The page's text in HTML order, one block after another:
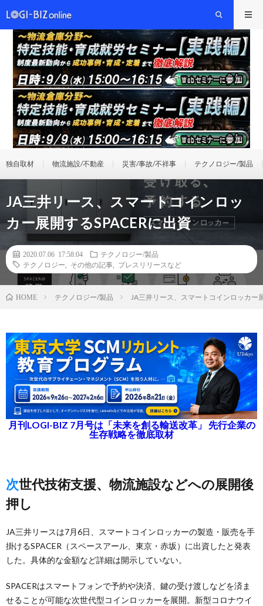
独自取材 物流施設/不動産 災害/事故/不祥事 テクノロジー/製品
JA三井リース、スマートコインロッ
カー展開するSPACERに出資
2020.07.06 17:58:04
テクノロジー/製品
テクノロジー
その他の記事 プレスリリースなど
HOME テクノロジー/製品 JA三井リース、スマートコインロッカー
月刊LOGI-BIZ 7月号は「未来を創る輸送改革」 先行企業の
生存戦略を徹底取材
次世代技術支援、物流施設などへの展開後
押し
JA三井リースは7月6日、スマートコインロッカーの製造・販売を手
掛けるSPACER（スペースアール、東京・赤坂）に出資したと発表
した。具体的な金額など詳細は開示していない。
SPACERはスマートフォンで予約や決済、鍵の受け渡しなどを済ま
せることが可能な次世代型コインロッカーを展開。新型コロナウイ